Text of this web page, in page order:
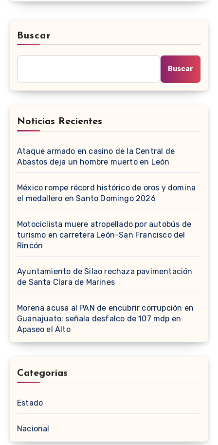
Buscar
Buscar
Noticias Recientes
Ataque armado en casino de la Central de
Abastos deja un hombre muerto en León
México rompe récord histórico de oros y domina
el medallero en Santo Domingo 2026
Motociclista muere atropellado por autobús de
turismo en carretera León-San Francisco del
Rincón
Ayuntamiento de Silao rechaza pavimentación
de Santa Clara de Marines
Morena acusa al PAN de encubrir corrupción en
Guanajuato; señala desfalco de 107 mdp en
Apaseo el Alto
Categorias
Estado
Nacional